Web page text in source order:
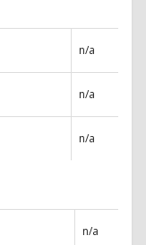
n/a
n/a
n/a
n/a